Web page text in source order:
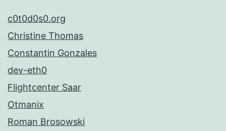
c0t0d0s0.org
Christine Thomas
Constantin Gonzales
dev-eth0
Flightcenter Saar
Otmanix
Roman Brosowski